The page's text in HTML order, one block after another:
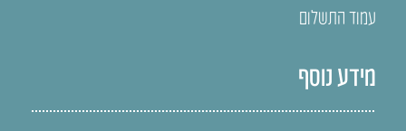
עמוד התשלום
מידע נוסף